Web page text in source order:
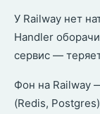
У Railway нет
Handler
сервис —
Фон на Railway
(Redis,